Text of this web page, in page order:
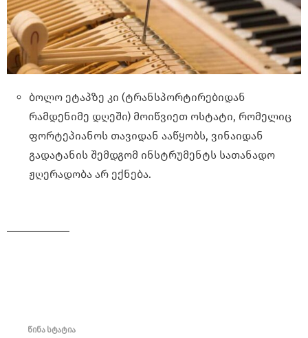
ბოლო ეტაპზე კი (ტრანსპორტირებიდან
რამდენიმე დღეში) მოიწვიეთ ოსტატი, რომელიც
ფორტეპიანოს თავიდან ააწყობს, ვინაიდან
გადატანის შემდგომ ინსტრუმენტს სათანადო
ჟღერადობა არ ექნება.
წინა სტატია